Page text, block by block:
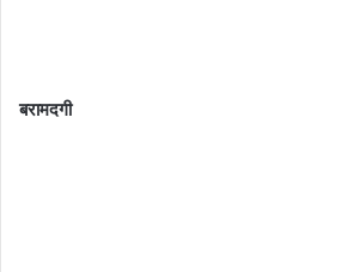
बरामदगी